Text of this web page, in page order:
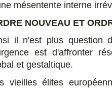
mésentente interne
NOUVEAU ET
il n'est plus question
est d'affronter
et gestaltique.
vieilles élites